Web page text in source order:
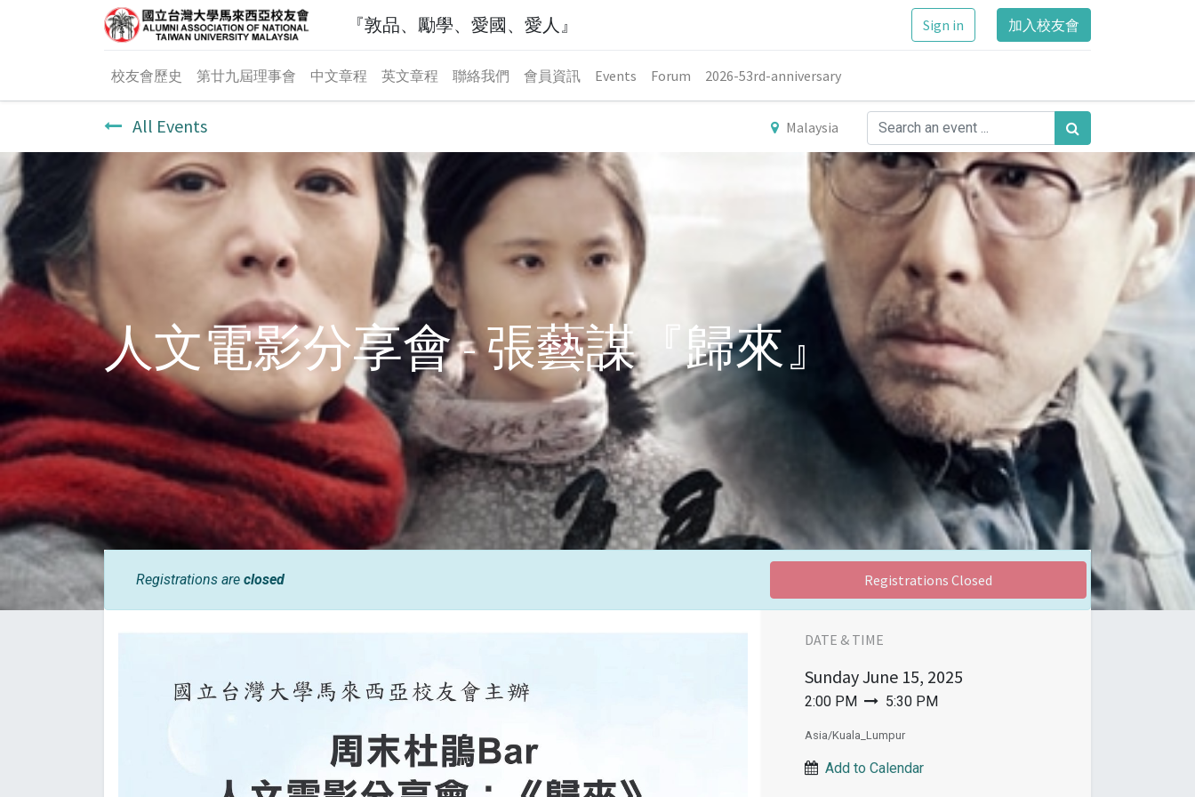
『敦品、勵學、愛國、愛人』 Sign in 加入校友會
校友會歷史 第廿九屆理事會 中文章程 英文章程 聯絡我們 會員資訊 Events Forum 2026-53rd-anniversary
All Events Malaysia
人文電影分享會 - 張藝謀『歸來』
Registrations are closed Registrations Closed
DATE & TIME
SundayJune 15, 2025
2:00 PM 5:30 PM
Asia/Kuala_Lumpur
Add to Calendar